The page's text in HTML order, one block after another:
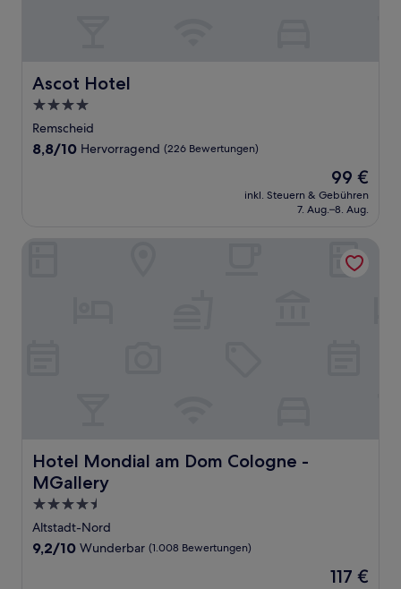
Ascot Hotel
Ascot Hotel
4.0-
Sterne-
Unterkunft
Remscheid
8.8
8,8/10 Hervorragend (226 Bewertungen)
Der
Preis
beträgt
99 €
inkl. Steuern & Gebühren
7. Aug.–8. Aug.
Hotel Mondial am Dom Cologne -
MGallery
Hotel Mondial am Dom Cologne - MGallery
4.5-
Sterne-
Unterkunft
Altstadt-Nord
9.2
9,2/10 Wunderbar (1.008 Bewertungen)
Der
117 €